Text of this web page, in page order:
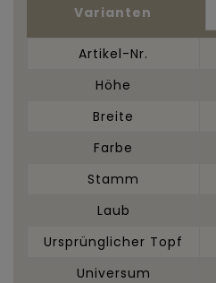
Varianten
Artikel-Nr.
Höhe
Breite
Farbe
Stamm
Laub
Ursprünglicher Topf
Universum